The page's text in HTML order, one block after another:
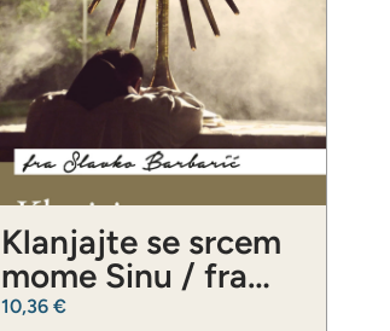
Klanjajte se srcem
mome Sinu / fra
Slavko Barbarić
10,36 €